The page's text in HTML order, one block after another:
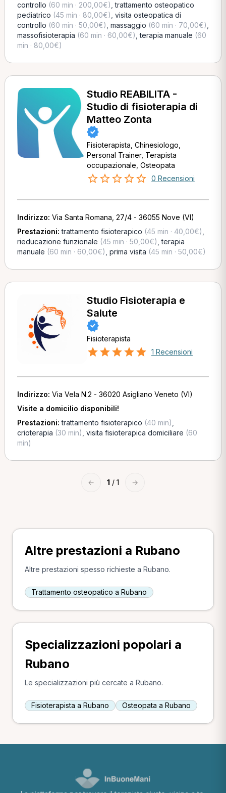
controllo (60 min · 200,00€) ,trattamento osteopatico
pediatrico (45 min · 80,00€) visita osteopatica di
controllo (60 min · 50,00€) massaggio (60 min · 70,00€)
massofisioterapia (60 min · 60,00€) ,terapia manuale (60
min · 80,00€)
Studio REABILITA -
Studio di fisioterapia di
Matteo Zonta
Fisioterapista, Chinesiologo,
Personal Trainer, Terapista
occupazionale, Osteopata
0 Recensioni
Indirizzo: Via Santa Romana, 27/4 - 36055 Nove (VI)
Prestazioni:trattamento fisioterapico (45 min · 40,00€)
rieducazione funzionale (45 min · 50,00€) ,terapia
manuale (60 min · 60,00€) prima visita (45 min · 50,00€)
Studio Fisioterapia e
Salute
Fisioterapista
1 Recensioni
Indirizzo: Via Vela N.2 - 36020 Asigliano Veneto (VI)
Visite a domicilio disponibili!
Prestazioni:trattamento fisioterapico (40 min)
crioterapia (30 min) visita fisioterapica domiciliare (60
min)
← 1 / 1 →
Altre prestazioni a Rubano
Altre prestazioni spesso richieste a Rubano.
Trattamento osteopatico a Rubano
Specializzazioni popolari a
Rubano
Le specializzazioni più cercate a Rubano.
Fisioterapista a Rubano Osteopata a Rubano